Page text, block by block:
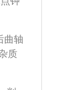
将
东
起
酸
剂
住
的
实
曲轴
质
果
、